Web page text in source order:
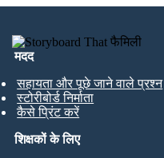
मदद
सहायता और पूछे जाने वाले प्रश्न
स्टोरीबोर्ड निर्माता
कैसे प्रिंट करें
शिक्षकों के लिए